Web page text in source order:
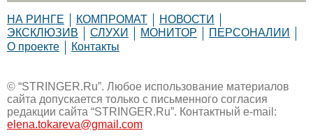
НА РИНГЕ КОМПРОМАТ
НОВОСТИ
ЭКСКЛЮЗИВ
СЛУХИ МОНИТОР
ПЕРСОНАЛИИ
О проекте
Контакты
© “STRINGER.Ru”. Любое использование материалов
сайта допускается только с письменного согласия
редакции сайта “STRINGER.Ru”. Контактный e-mail:
elena.tokareva@gmail.com